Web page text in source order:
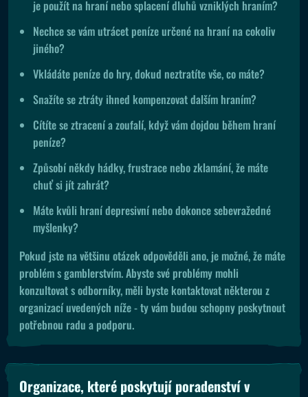
je použít na hraní nebo splacení dluhů vzniklých hraním?
Nechce se vám utrácet peníze určené na hraní na cokoliv
jiného?
Vkládáte peníze do hry, dokud neztratíte vše, co máte?
Snažíte se ztráty ihned kompenzovat dalším hraním?
Cítíte se ztracení a zoufalí, když vám dojdou během hraní
peníze?
Způsobí někdy hádky, frustrace nebo zklamání, že máte
chuť si jít zahrát?
Máte kvůli hraní depresivní nebo dokonce sebevražedné
myšlenky?
Pokud jste na většinu otázek odpověděli ano, je možné, že máte
problém s gamblerstvím. Abyste své problémy mohli
konzultovat s odborníky, měli byste kontaktovat některou z
organizací uvedených níže - ty vám budou schopny poskytnout
potřebnou radu a podporu.
Organizace, které poskytují poradenství v